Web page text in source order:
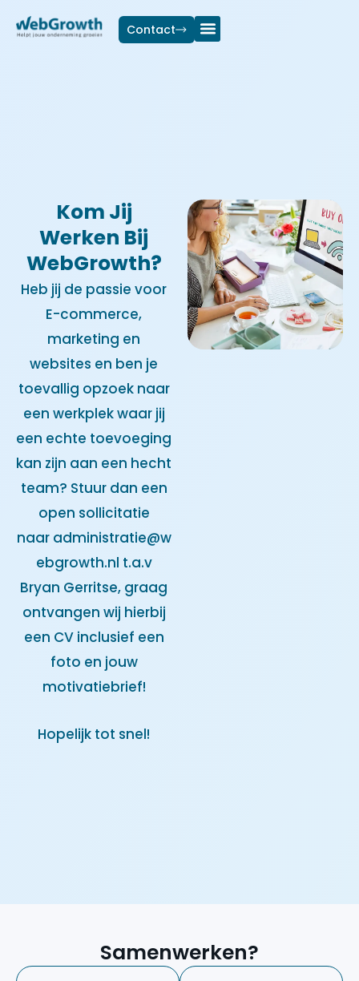
naar
Contact
Kom Jij
Werken Bij
WebGrowth?
Heb jij de passie voor
E-commerce,
marketing en
websites en ben je
toevallig opzoek naar
een werkplek waar jij
een echte toevoeging
kan zijn aan een hecht
team? Stuur dan een
open sollicitatie
naar administratie@w
ebgrowth.nl t.a.v
Bryan Gerritse, graag
ontvangen wij hierbij
een CV inclusief een
foto en jouw
motivatiebrief!
Hopelijk tot snel!
Samenwerken?